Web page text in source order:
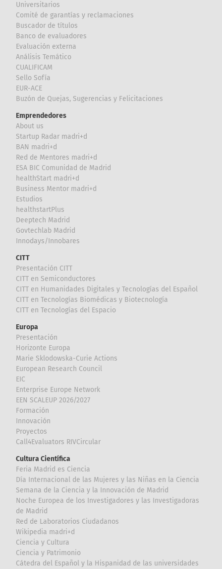
Universitarios
Comité de garantías y reclamaciones
Buscador de títulos
Banco de evaluadores
Evaluación externa
Análisis Temático
CUALIFICAM
Sello Sofía
EUR-ACE
Buzón de Quejas, Sugerencias y Felicitaciones
Emprendedores
About us
Startup Radar madri+d
BAN madri+d
Red de Mentores madri+d
ESA BIC Comunidad de Madrid
healthStart madri+d
Business Mentor madri+d
Estudios
healthstartPlus
Deeptech Madrid
Govtechlab Madrid
Innodays/Innobares
CITT
Presentación CITT
CITT en Semiconductores
CITT en Humanidades Digitales y Tecnologías del Español
CITT en Tecnologías Biomédicas y Biotecnología
CITT en Tecnologías del Espacio
Europa
Presentación
Horizonte Europa
Marie Sklodowska-Curie Actions
European Research Council
EIC
Enterprise Europe Network
EEN SCALEUP 2026/2027
Formación
Innovación
Proyectos
Call4Evaluators RIVCircular
Cultura Científica
Feria Madrid es Ciencia
Día Internacional de las Mujeres y las Niñas en la Ciencia
Semana de la Ciencia y la Innovación de Madrid
Noche Europea de los Investigadores y las Investigadoras
de Madrid
Red de Laboratorios Ciudadanos
Wikipedia madri+d
Ciencia y Cultura
Ciencia y Patrimonio
Cátedra del Español y la Hispanidad de las universidades